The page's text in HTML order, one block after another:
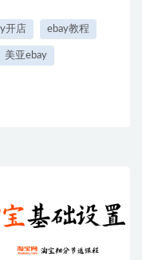
开店 ebay教程
美亚ebay